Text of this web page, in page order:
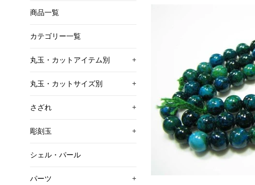
商品一覧
カテゴリー一覧
丸玉・カットアイテム別 +
丸玉・カットサイズ別 +
さざれ +
彫刻玉 +
シェル・パール
パーツ +